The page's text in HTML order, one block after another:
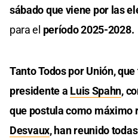
sábado que viene por las
para el período 2025-2028.
Tanto Todos por Unión,
presidente a Luis Spahn,
que postula como máximo
Desvaux, han reunido